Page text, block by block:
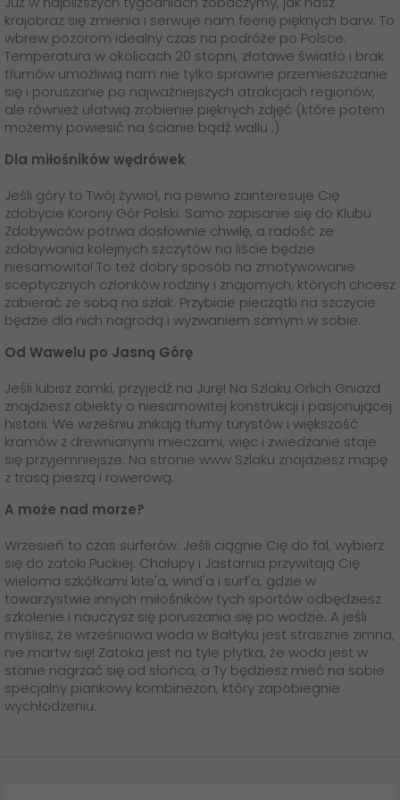
Apka GO!
krajobraz się zmienia i serwuje nam feerię pięknych barw. To
wbrew pozorom idealny czas na podróże po Polsce.
Temperatura w okolicach 20 stopni, złotawe światło i brak
tłumów umożliwią nam nie tylko sprawne przemieszczanie
się i poruszanie po najważniejszych atrakcjach regionów,
ale również ułatwią zrobienie pięknych zdjęć (które potem
możemy powiesić na ścianie bądź wallu ;)
Dla miłośników wędrówek
Jeśli góry to Twój żywioł, na pewno zainteresuje Cię
zdobycie Korony Gór Polski. Samo zapisanie się do Klubu
Zdobywców potrwa dosłownie chwilę, a radość ze
zdobywania kolejnych szczytów na liście będzie
niesamowita! To też dobry sposób na zmotywowanie
sceptycznych członków rodziny i znajomych, których chcesz
zabierać ze sobą na szlak. Przybicie pieczątki na szczycie
będzie dla nich nagrodą i wyzwaniem samym w sobie.
Od Wawelu po Jasną Górę
Jeśli lubisz zamki, przyjedź na Jurę! Na Szlaku Orlich Gniazd
znajdziesz obiekty o niesamowitej konstrukcji i pasjonującej
historii. We wrześniu znikają tłumy turystów i większość
kramów z drewnianymi mieczami, więc i zwiedzanie staje
się przyjemniejsze. Na stronie www Szlaku znajdziesz mapę
z trasą pieszą i rowerową.
A może nad morze?
Wrzesień to czas surferów. Jeśli ciągnie Cię do fal, wybierz
się do zatoki Puckiej. Chałupy i Jastarnia przywitają Cię
wieloma szkółkami kite'a, wind'a i surf'a, gdzie w
towarzystwie innych miłośników tych sportów odbędziesz
szkolenie i nauczysz się poruszania się po wodzie. A jeśli
myślisz, że wrześniowa woda w Bałtyku jest strasznie zimna,
nie martw się! Zatoka jest na tyle płytka, że woda jest w
stanie nagrzać się od słońca, a Ty będziesz mieć na sobie
specjalny piankowy kombinezon, który zapobiegnie
wychłodzeniu.